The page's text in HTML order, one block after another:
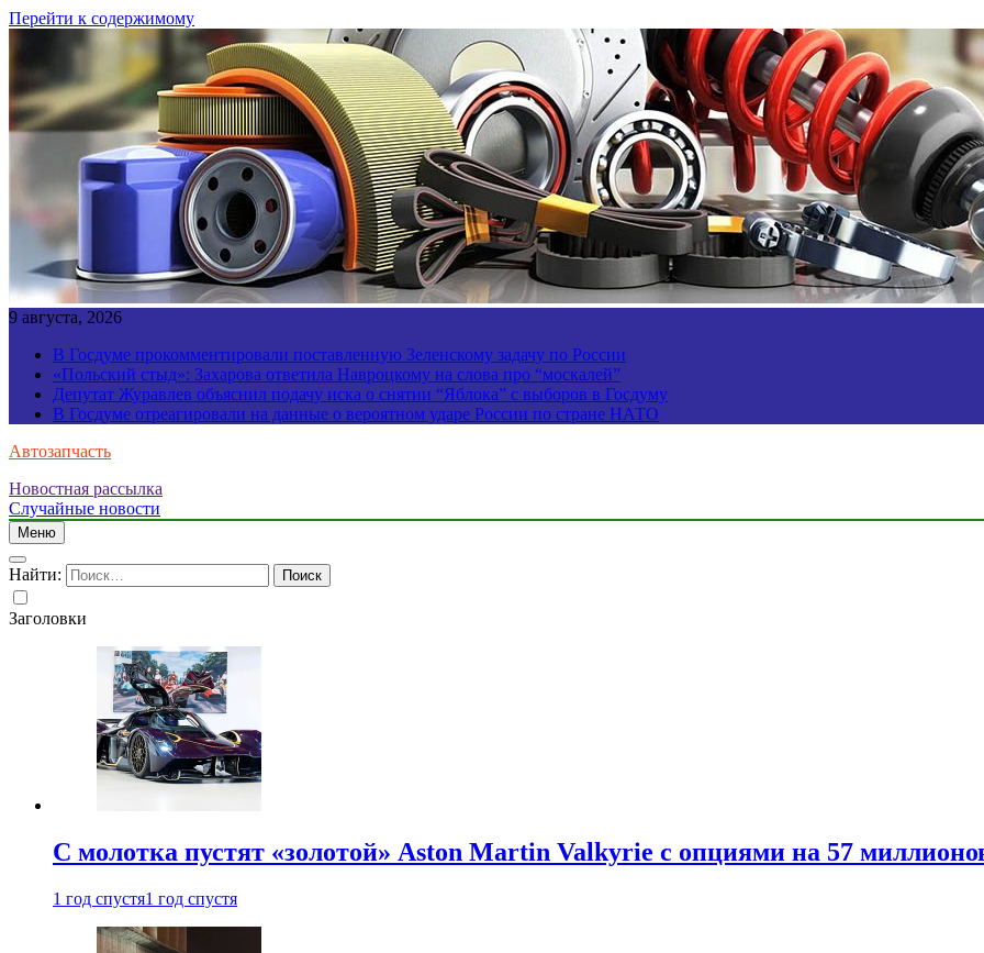
Перейти к содержимому
9 августа, 2026
В Госдуме прокомментировали поставленную Зеленскому задачу по России
«Польский стыд»: Захарова ответила Навроцкому на слова про “москалей”
Депутат Журавлев объяснил подачу иска о снятии “Яблока” с выборов в Госдуму
В Госдуме отреагировали на данные о вероятном ударе России по стране НАТО
Автозапчасть
Новостная рассылка
Случайные новости
Меню
Найти:
Заголовки
С молотка пустят «золотой» Aston Martin Valkyrie с опциями на 57
1 год спустя1 год спустя